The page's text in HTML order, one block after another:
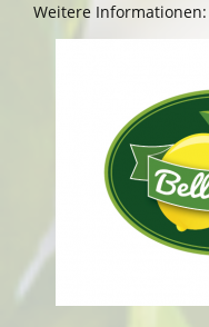
Weitere Informationen: